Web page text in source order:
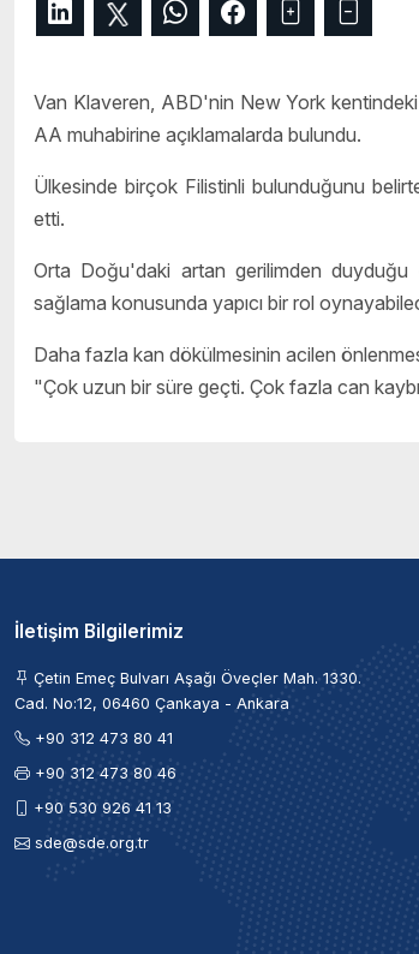
Van Klaveren, ABD'nin New York
AA muhabirine açıklamalarda bulundu.
Ülkesinde birçok Filistinli bulunduğunu
etti.
Orta Doğu'daki artan gerilimden
sağlama konusunda yapıcı bir rol
Daha fazla kan dökülmesinin acilen
"Çok uzun bir süre geçti. Çok fazla can
İletişim Bilgilerimiz
Çetin Emeç Bulvarı Aşağı Öveçler Mah. 1330.
Cad. No:12, 06460 Çankaya - Ankara
+90 312 473 80 41
+90 312 473 80 46
+90 530 926 41 13
sde@sde.org.tr